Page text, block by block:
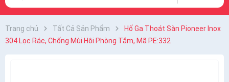
Trang chủ Tất Cả Sản Phẩm
Hố Ga Thoát Sàn Pioneer Inox
304 Lọc Rác, Chống Mùi Hôi Phòng Tắm, Mã PE:332